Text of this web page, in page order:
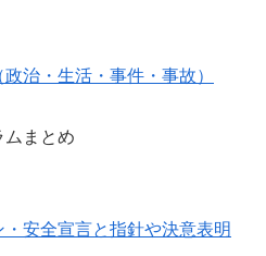
治・生活・事件・事故）
ムまとめ
安全宣言と指針や決意表明